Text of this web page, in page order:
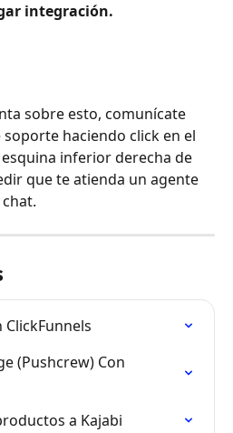
integración.
sobre esto, comunícate
haciendo click en el
inferior derecha de
que te atienda un agente
(Pushcrew) Con
a Kajabi